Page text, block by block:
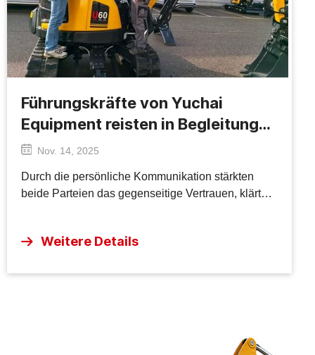
Führungskräfte von Yuchai
Equipment reisten in Begleitung
von Servicemitarbeitern und
Geschäftsverhandlungen nach
Nov. 14, 2025
Durch die persönliche Kommunikation stärkten
beide Parteien das gegenseitige Vertrauen, klärten
Weitere Details